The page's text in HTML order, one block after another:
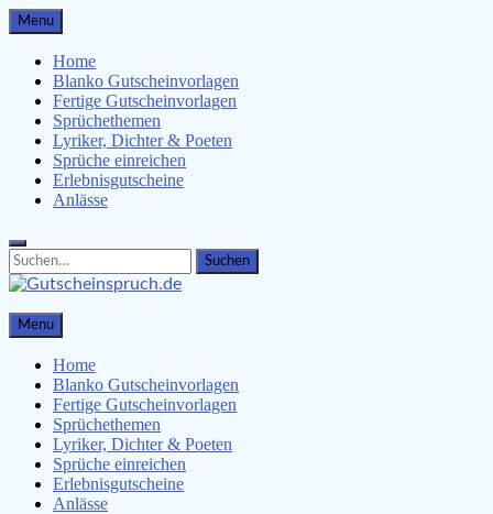
Skip
to
content
Menu
Home
Blanko Gutscheinvorlagen
Fertige Gutscheinvorlagen
Sprüchethemen
Lyriker, Dichter & Poeten
Sprüche einreichen
Erlebnisgutscheine
Anlässe
Search
for:
Search
Gutscheinspruch.de
Gutscheinsprüche & Gutscheinvorlagen finden
Menu
Home
Blanko Gutscheinvorlagen
Fertige Gutscheinvorlagen
Sprüchethemen
Lyriker, Dichter & Poeten
Sprüche einreichen
Erlebnisgutscheine
Anlässe